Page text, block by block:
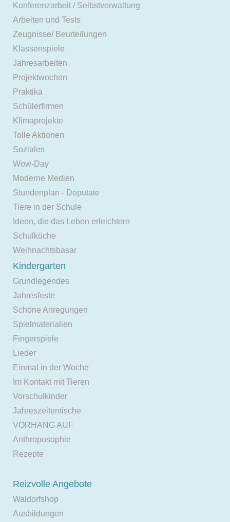
Konferenzarbeit / Selbstverwaltung
Arbeiten und Tests
Zeugnisse/ Beurteilungen
Klassenspiele
Jahresarbeiten
Projektwochen
Praktika
Schülerfirmen
Klimaprojekte
Tolle Aktionen
Soziales
Wow-Day
Moderne Medien
Stundenplan - Deputate
Tiere in der Schule
Ideen, die das Leben erleichtern
Schulküche
Weihnachtsbasar
Kindergarten
Grundlegendes
Jahresfeste
Schöne Anregungen
Spielmaterialien
Fingerspiele
Lieder
Einmal in der Woche
Im Kontakt mit Tieren
Vorschulkinder
Jahreszeitentische
VORHANG AUF
Anthroposophie
Rezepte
Reizvolle Angebote
Waldorfshop
Ausbildungen